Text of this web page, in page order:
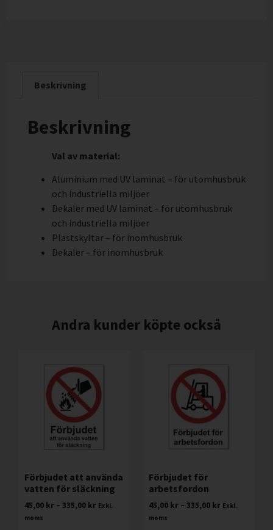
Beskrivning
Beskrivning
Val av material:
Aluminium med UV laminat – för utomhusbruk
och industriella miljöer
Dekaler med UV laminat – för utomhusbruk
och industriella miljöer
Plastskyltar – för inomhusbruk
Dekaler – för inomhusbruk
Andra kunder köpte också
Förbjudet att använda
vatten för släckning
45,00 kr – 335,00 kr Exkl.
moms
Förbjudet för
arbetsfordon
45,00 kr – 335,00 kr Exkl.
moms